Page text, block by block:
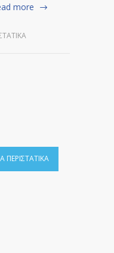
more